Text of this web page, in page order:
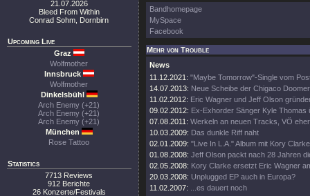
21.07.2026
Bleed From Within
Conrad Sohm, Dornbirn
Upcoming Live
Graz
Wolfmother
Innsbruck
Wolfmother
Dinkelsbühl
Arch Enemy (+21)
Arch Enemy (+21)
Arch Enemy (+21)
München
Rose Tattoo
Statistics
7713 Reviews
912 Berichte
26 Konzerte/Festivals
Bandhomepage
MySpace
Facebook
Mehr von Trouble
News
11.12.2021: "Maybe Tomorrow"-Single vom
14.07.2013: Neue Scheibe der Chigaco
11.02.2012: Eric Wagner und Jeff Olson
09.02.2012: Ex-Exhorder Sänger Kyle Thomas
07.08.2011: Werkeln an neuen Tracks, VÖ
10.03.2009: Das dunkle Riff naht
02.01.2009: "Live In L.A." Album mit Kory
01.08.2008: Jeff Olson packt nach 28 Jahren
02.05.2008: Kory Clarke ersetzt Eric Wagner
20.03.2008: Unplugged EP auch in Europa?
11.02.2007:
...es dauert noch